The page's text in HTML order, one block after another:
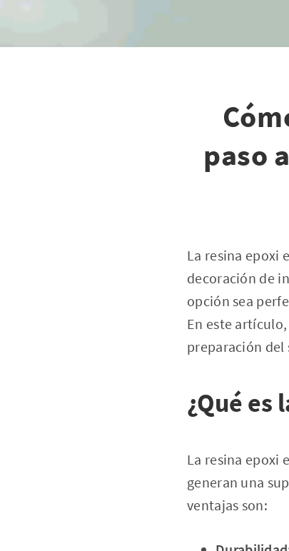
paso
La resina epoxi
decoración de
opción sea
En este
preparación
¿Qué es
La resina epoxi
generan una
ventajas son: